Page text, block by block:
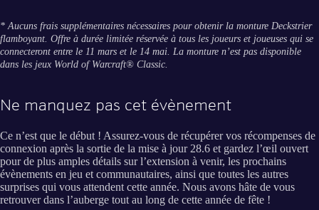
* Aucuns frais supplémentaires nécessaires pour obtenir la monture Deckstrier
flamboyant. Offre à durée limitée réservée à tous les joueurs et joueuses qui se
connecteront entre le 11 mars et le 14 mai. La monture n’est pas disponible
dans les jeux World of Warcraft® Classic.
Ne manquez pas cet évènement
Ce n’est que le début ! Assurez-vous de récupérer vos récompenses de
connexion après la sortie de la mise à jour 28.6 et gardez l’œil ouvert
pour de plus amples détails sur l’extension à venir, les prochains
évènements en jeu et communautaires, ainsi que toutes les autres
surprises qui vous attendent cette année. Nous avons hâte de vous
retrouver dans l’auberge tout au long de cette année de fête !